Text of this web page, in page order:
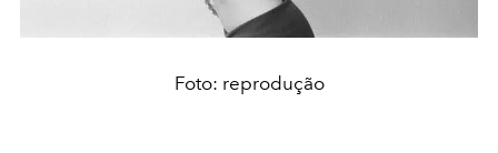
Foto: reprodução